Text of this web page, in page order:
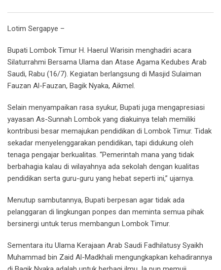
Lotim Sergapye –
Bupati Lombok Timur H. Haerul Warisin menghadiri acara
Silaturrahmi Bersama Ulama dan Atase Agama Kedubes Arab
Saudi, Rabu (16/7). Kegiatan berlangsung di Masjid Sulaiman
Fauzan Al-Fauzan, Bagik Nyaka, Aikmel.
Selain menyampaikan rasa syukur, Bupati juga mengapresiasi
yayasan As-Sunnah Lombok yang diakuinya telah memiliki
kontribusi besar memajukan pendidikan di Lombok Timur. Tidak
sekadar menyelenggarakan pendidikan, tapi didukung oleh
tenaga pengajar berkualitas. “Pemerintah mana yang tidak
berbahagia kalau di wilayahnya ada sekolah dengan kualitas
pendidikan serta guru-guru yang hebat seperti ini,” ujarnya.
Menutup sambutannya, Bupati berpesan agar tidak ada
pelanggaran di lingkungan ponpes dan meminta semua pihak
bersinergi untuk terus membangun Lombok Timur.
Sementara itu Ulama Kerajaan Arab Saudi Fadhilatusy Syaikh
Muhammad bin Zaid Al-Madkhali mengungkapkan kehadirannya